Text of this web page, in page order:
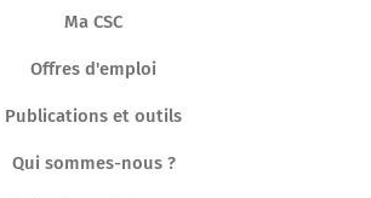
Ma CSC
Offres d'emploi
Publications et outils
Qui sommes-nous ?